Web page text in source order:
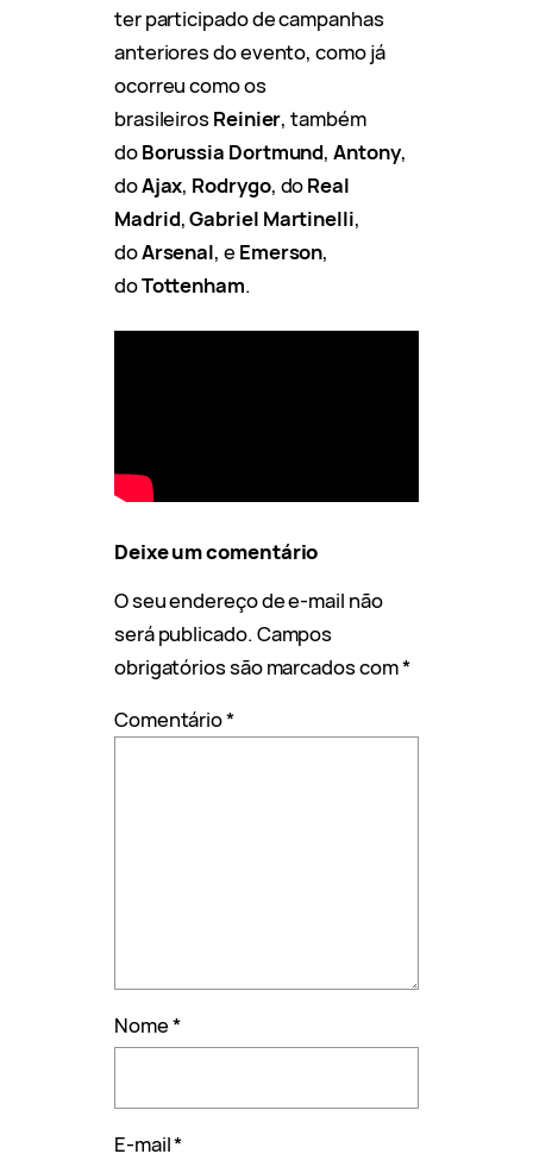
ter participado de campanhas
anteriores do evento, como já
ocorreu como os
brasileirosReinier, também
doBorussia Dortmund,Antony,
doAjax, Rodrygo, doReal
Madrid,Gabriel Martinelli,
doArsenal, eEmerson,
doTottenham.
Deixe um comentário
O seu endereço de e-mail não
será publicado. Campos
obrigatórios são marcados com*
Comentário*
Nome*
E-mail*